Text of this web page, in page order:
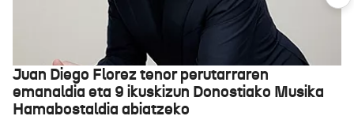
Juan Diego Florez tenor perutarraren
emanaldia eta 9 ikuskizun Donostiako Musika
Hamabostaldia abiatzeko